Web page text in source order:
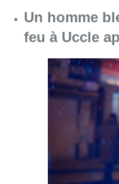
Un homme
feu à Uccle